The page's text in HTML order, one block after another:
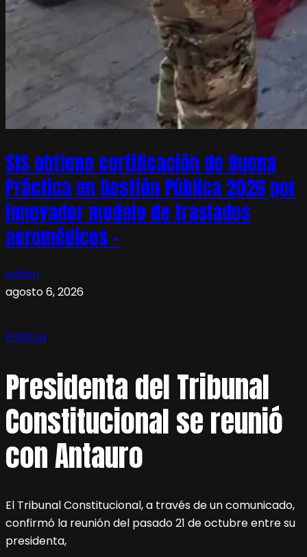
SIS obtiene certificación de Buena
Práctica en Gestión Pública 2026 por
innovador modelo de traslados
aeromédicos –
admin
agosto 6, 2026
Política
Presidenta del Tribunal
Constitucional se reunió
con Antauro
El Tribunal Constitucional, a través de un comunicado,
confirmó la reunión del pasado 21 de octubre entre su
presidenta,